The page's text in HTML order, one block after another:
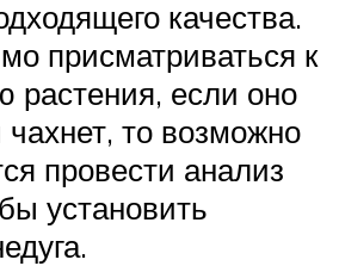
качества.
присматриваться к
растения, если оно
чахнет, то возможно
провести анализ
установить